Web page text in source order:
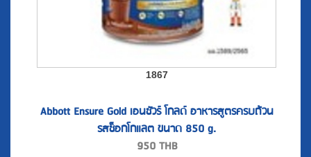
1867
Abbott Ensure Gold เอนชัวร์ โกลด์ อาหารสูตรครบถ้วน
รสช็อกโกแลต ขนาด 850 g.
950 THB